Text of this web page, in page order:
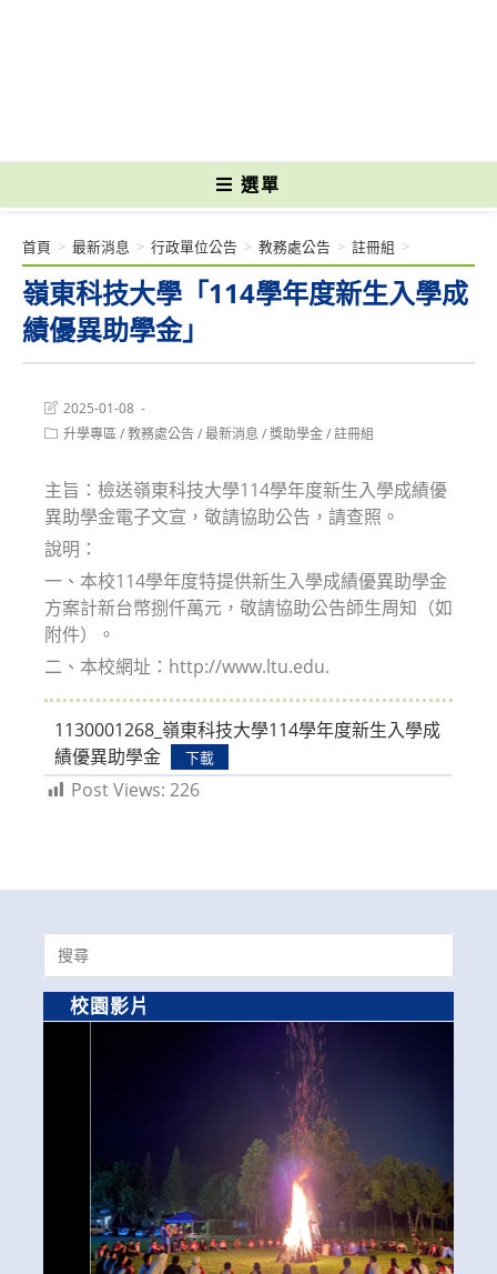
選單
嶺東科技大學「114學年度新生入學成
績優異助學金」
首頁 > 最新消息 > 行政單位公告 > 教務處公告 > 註冊組 >
Post
last
modified:
2025-01-08
Post升學專區/教務處公告/最新消息 /獎助學金/註冊組
主旨：檢送嶺東科技大學114學年度新生入學成績優
異助學金電子文宣，敬請協助公告，請查照。
說明：
一、本校114學年度特提供新生入學成績優異助學金
方案計新台幣捌仟萬元，敬請協助公告師生周知（如
附件）。
二、本校網址：http://www.ltu.edu.
1130001268_嶺東科技大學114學年度新生入學成
績優異助學金
下載
Post Views: 226
Search
for:
校園影片